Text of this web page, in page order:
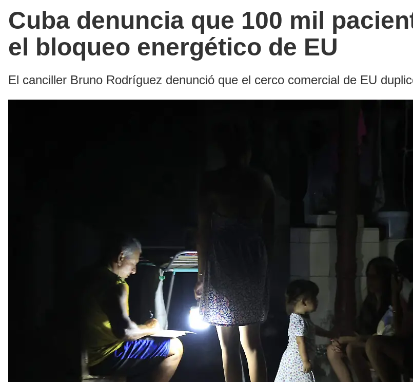
Cuba denuncia que 100 mil
el bloqueo energético de EU
El canciller Bruno Rodríguez denunció que el cerco comercial de EU